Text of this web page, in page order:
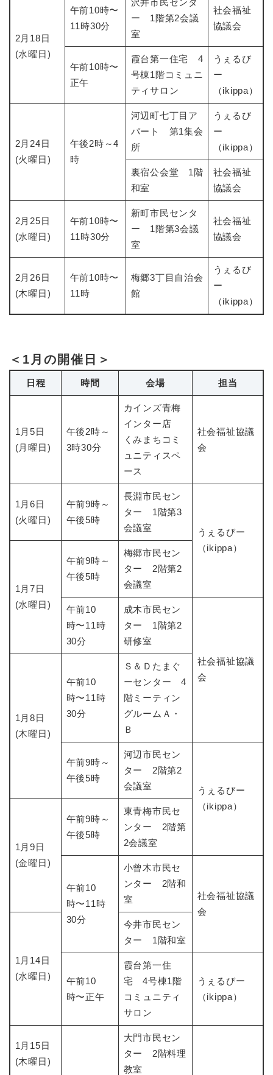
2月18日
(水曜日)
午前10時〜
11時30分
ー 1階第2会議
室
社会福祉
協議会
午前10時〜
正午
霞台第一住宅 4
号棟1階コミュニ
ティサロン
うぇるび
ー
（ikippa）
2月24日
(火曜日)
午後2時～4
時
河辺町七丁目ア
パート 第1集会
所
うぇるび
ー
（ikippa）
裏宿公会堂 1階
和室
社会福祉
協議会
2月25日
(水曜日)
午前10時〜
11時30分
新町市民センタ
ー 1階第3会議
室
社会福祉
協議会
2月26日
(木曜日)
午前10時〜
11時
梅郷3丁目自治会
館
うぇるび
ー
（ikippa）
＜1月の開催日＞
日程 時間 会場 担当
1月5日
(月曜日)
午後2時～
3時30分
カインズ青梅
インター店
くみまちコミ
ュニティスペ
ース
社会福祉協議
会
1月6日
(火曜日)
午前9時～
午後5時
長淵市民セン
ター 1階第3
会議室
うぇるびー
（ikippa）
1月7日
(水曜日)
午前9時～
午後5時
梅郷市民セン
ター 2階第2
会議室
午前10
時〜11時
30分
成木市民セン
ター 1階第2
研修室
社会福祉協議
会
1月8日
(木曜日)
午前10
時〜11時
30分
Ｓ＆Ｄたまぐ
ーセンター 4
階ミーティン
グルームＡ・
Ｂ
午前9時～
午後5時
河辺市民セン
ター 2階第2
会議室
うぇるびー
（ikippa）
1月9日
(金曜日)
午前9時～
午後5時
東青梅市民セ
ンター 2階第
2会議室
午前10
時〜11時
30分
小曾木市民セ
ンター 2階和
室
社会福祉協議
会
1月14日
(水曜日)
今井市民セン
ター 1階和室
午前10
時〜正午
霞台第一住
宅 4号棟1階
コミュニティ
サロン
うぇるびー
（ikippa）
1月15日
(木曜日)
大門市民セン
ター 2階料理
教室